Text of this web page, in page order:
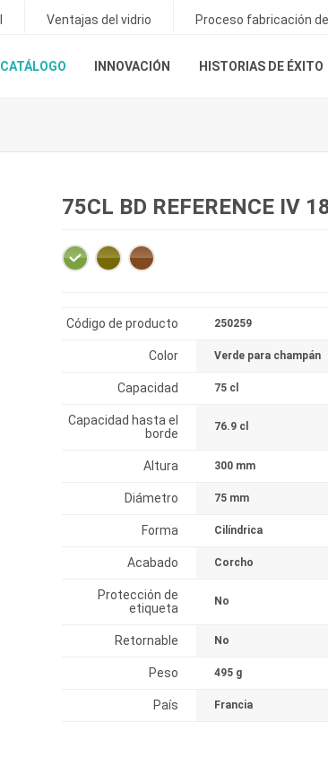
Ventajas del vidrio Proceso fabricación
CATÁLOGO INNOVACIÓN HISTORIAS DE ÉXITO
75CL BD REFERENCE IV
Código de producto 250259
Color Verde para champán
Capacidad 75 cl
Capacidad hasta el
borde
76.9 cl
Altura 300 mm
Diámetro 75 mm
Forma Cilíndrica
Acabado Corcho
Protección de
etiqueta
No
Retornable No
Peso 495 g
País Francia